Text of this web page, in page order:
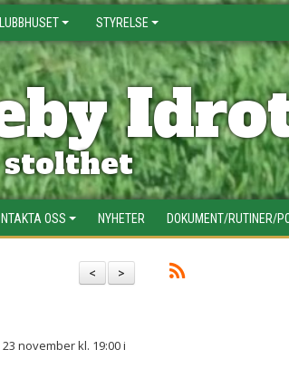
STYRELSE
OSS NYHETER DOKUMENT/RUTINER/
>
<
november kl. 19:00 i